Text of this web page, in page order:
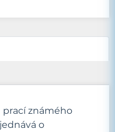
prací známého
o